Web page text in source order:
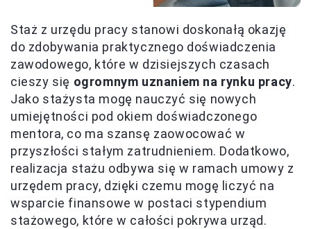
Staż z urzędu pracy stanowi doskonałą okazję
do zdobywania praktycznego doświadczenia
zawodowego, które w dzisiejszych czasach
cieszy się ogromnym uznaniem na rynku pracy.
Jako stażysta mogę nauczyć się nowych
umiejętności pod okiem doświadczonego
mentora, co ma szansę zaowocować w
przyszłości stałym zatrudnieniem. Dodatkowo,
realizacja stażu odbywa się w ramach umowy z
urzędem pracy, dzięki czemu mogę liczyć na
wsparcie finansowe w postaci stypendium
stażowego, które w całości pokrywa urząd.